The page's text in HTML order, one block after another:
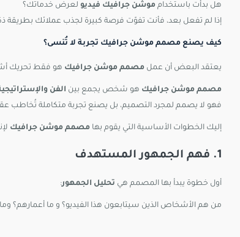
هل بدأت باستخدام موشن جرافيك فيديو لعرض خدماتك؟
إذا لم تفعل بعد، فأنت تفوّت فرصة كبيرة لجذب عملائك بطريقة
كيف يصنع مصمم موشن جرافيك تجربة لا تُنسى؟
يعتقد البعض أن عمل مصمم موشن جرافيك هو فقط تحريك
مصمم موشن جرافيك هو شخص يجمع بين الفن
فهو لا يصمم لمجرد التصميم، بل يصنع تجربة متكاملة
إليك الخطوات الأساسية التي يقوم بها مصمم موشن جرافيك
1. فهم الجمهور المستهدف
أول خطوة يبدأ بها المصمم هي تحليل الجمهور:
من هم الأشخاص الذين سيتابعون هذا الفيديو؟ و ما أعمارهم؟